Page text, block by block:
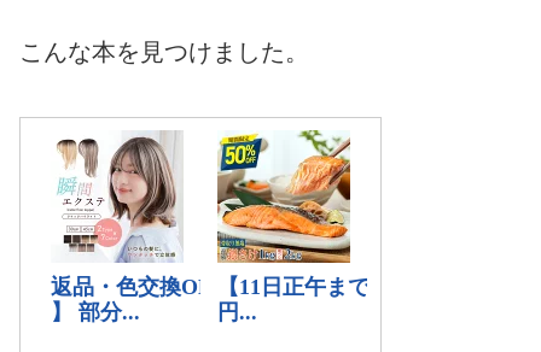
こんな本を見つけました。